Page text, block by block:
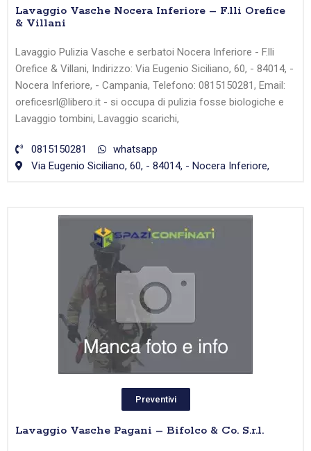
Lavaggio Vasche Nocera Inferiore – F.lli Orefice
& Villani
Lavaggio Pulizia Vasche e serbatoi Nocera Inferiore - F.lli
Orefice & Villani, Indirizzo: Via Eugenio Siciliano, 60, - 84014, -
Nocera Inferiore, - Campania, Telefono: 0815150281, Email:
oreficesrl@libero.it - si occupa di pulizia fosse biologiche e
Lavaggio tombini, Lavaggio scarichi,
0815150281
whatsapp
Via Eugenio Siciliano, 60, - 84014, - Nocera Inferiore,
Preventivi
Lavaggio Vasche Pagani – Bifolco & Co. S.r.l.